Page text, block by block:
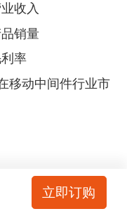
收入
销量
率
移动中间件行业市
务介绍
营业收入
立即订购